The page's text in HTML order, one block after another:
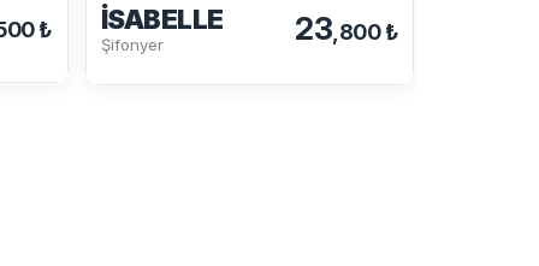
₺ İSABELLE
Şifonyer 23,800 ₺